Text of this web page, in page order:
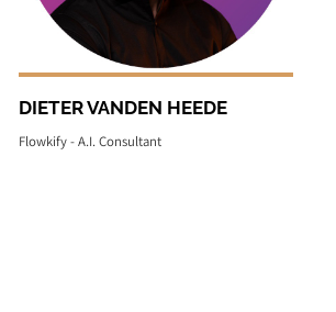
DIETER VANDEN HEEDE
Flowkify - A.I. Consultant